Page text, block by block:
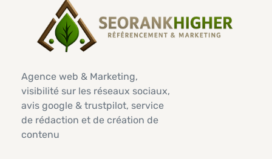
Agence web & Marketing,
visibilité sur les réseaux sociaux,
avis google & trustpilot, service
de rédaction et de création de
contenu